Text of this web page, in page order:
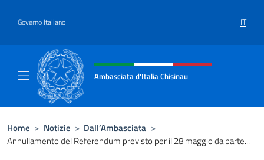
Governo Italiano IT
Intestazione sito, social e menù
Ambasciata d'Italia Chisinau
Home > Notizie > Dall’Ambasciata >
Annullamento del Referendum previsto per il 28 maggio da parte...